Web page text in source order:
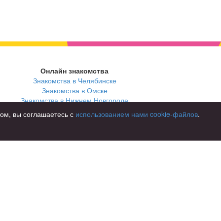
Онлайн знакомства
Знакомства в Челябинске
Знакомства в Омске
Знакомства в Нижнем Новгороде
вы соглашаетесь с использованием нами cookie-файлов.